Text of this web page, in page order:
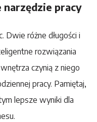
pracy
Dwie różne długości i
rozwiązania
czynią z niego
pracy. Pamiętaj,
lepsze wyniki dla